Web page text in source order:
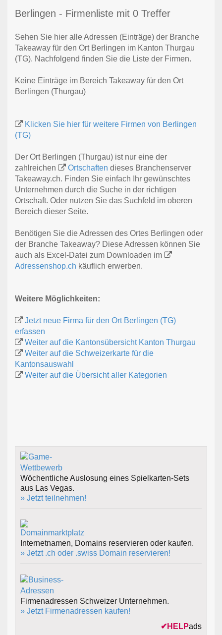
Berlingen - Firmenliste mit 0 Treffer
Sehen Sie hier alle Adressen (Einträge) der Branche
Takeaway für den Ort Berlingen im Kanton Thurgau
(TG). Nachfolgend finden Sie die Liste der Firmen.
Keine Einträge im Bereich Takeaway für den Ort
Berlingen (Thurgau)
Klicken Sie hier für weitere Firmen von Berlingen
(TG)
Der Ort Berlingen (Thurgau) ist nur eine der
zahlreichen
Ortschaften dieses Branchenserver
Takeaway.ch. Finden Sie einfach Ihr gewünschtes
Unternehmen durch die Suche in der richtigen
Ortschaft. Oder nutzen Sie das Suchfeld im oberen
Bereich dieser Seite.
Benötigen Sie die Adressen des Ortes Berlingen oder
der Branche Takeaway? Diese Adressen können Sie
auch als Excel-Datei zum Downloaden im
Adressenshop.ch käuflich erwerben.
Weitere Möglichkeiten:
Jetzt neue Firma für den Ort Berlingen (TG)
erfassen
Weiter auf die Kantonsübersicht Kanton Thurgau
Weiter auf die Schweizerkarte für die
Kantonsauswahl
Weiter auf die Übersicht aller Kategorien
Wöchentliche Auslosung eines Spielkarten-Sets
aus Las Vegas.
» Jetzt teilnehmen!
Internetnamen, Domains reservieren oder kaufen.
» Jetzt .ch oder .swiss Domain reservieren!
Firmenadressen Schweizer Unternehmen.
» Jetzt Firmenadressen kaufen!
✔ HELPads